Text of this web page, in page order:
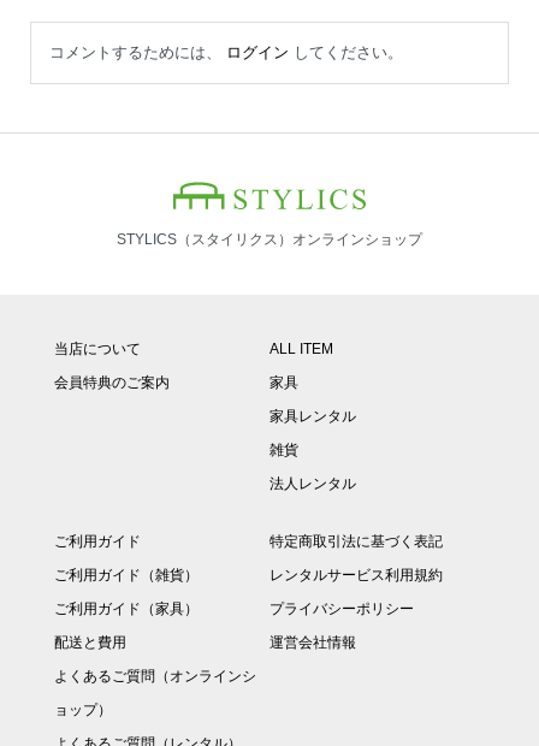
コメントするためには、 ログイン してください。
STYLICS（スタイリクス）オンラインショップ
当店について
会員特典のご案内
ALL ITEM
家具
家具レンタル
雑貨
法人レンタル
ご利用ガイド
ご利用ガイド（雑貨）
ご利用ガイド（家具）
配送と費用
よくあるご質問（オンラインシ
ョップ）
特定商取引法に基づく表記
レンタルサービス利用規約
プライバシーポリシー
運営会社情報